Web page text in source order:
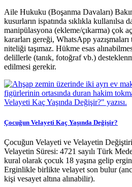
Aile Hukuku (Boşanma Davaları)
kusurların ispatında sıklıkla kullanılsa
manipülasyona (ekleme/çıkarma) çok
kararları gereği, WhatsApp
niteliği taşımaz. Hükme esas
delillerle (tanık, fotoğraf vb.)
edilmesi gerekir.
Çocuğun Velayeti Kaç Yaşında Değişir?
Çocuğun Velayeti ve Velayetin
Velayetin Süresi: 4721 sayılı Türk
kural olarak çocuk 18 yaşına gelip
Erginlikle birlikte velayet son bulur
kişi vesayet altına alınabilir).